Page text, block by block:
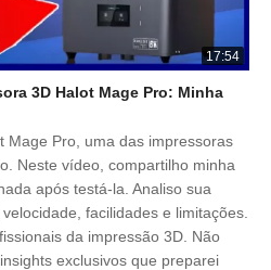
17:54
3D Halot Mage Pro: Minha
Mage Pro, uma das impressoras
Neste vídeo, compartilho minha
após testá-la. Analiso sua
facilidades e limitações.
da impressão 3D. Não
exclusivos que preparei